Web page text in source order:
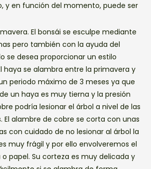
y en función del momento, puede ser
El bonsái se esculpe mediante
pero también con la ayuda del
se desea proporcionar un estilo
haya se alambra entre la primavera y
periodo máximo de 3 meses ya que
un haya es muy tierna y la presión
podría lesionar el árbol a nivel de las
El alambre de cobre se corta con unas
con cuidado de no lesionar al árbol la
muy frágil y por ello envolveremos el
papel. Su corteza es muy delicada y